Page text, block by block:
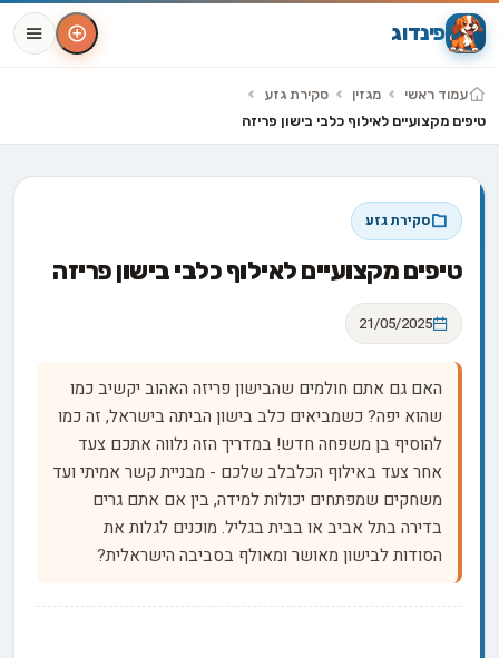
פינדוג
עמוד ראשי מגזין
סקירת גזע
טיפים מקצועיים לאילוף כלבי בישון פריזה
סקירת גזע
טיפים מקצועיים לאילוף כלבי בישון פריזה
21/05/2025
האם גם אתם חולמים שהבישון פריזה האהוב יקשיב כמו
שהוא יפה? כשמביאים כלב בישון הביתה בישראל, זה כמו
להוסיף בן משפחה חדש! במדריך הזה נלווה אתכם צעד
אחר צעד באילוף הכלבלב שלכם - מבניית קשר אמיתי ועד
משחקים שמפתחים יכולות למידה, בין אם אתם גרים
בדירה בתל אביב או בבית בגליל. מוכנים לגלות את
הסודות לבישון מאושר ומאולף בסביבה הישראלית?